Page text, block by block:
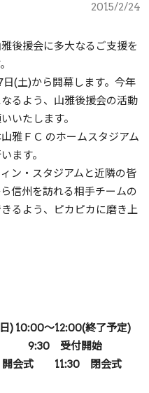
2015/2/24
後援会に多大なるご支援を
(土)から開幕します。今年
るよう、山雅後援会の活動
いたします。
雅ＦＣ のホームスタジアム
ます。
ン・スタジアムと近隣の皆
信州を訪れる相手チームの
るよう、ピカピカに磨き上
) 10:00～12:00(終了予定)
受付開始
会式 11:30 閉会式